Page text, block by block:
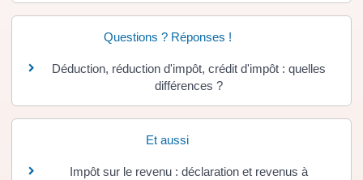
Questions ? Réponses !
Déduction, réduction d'impôt, crédit d'impôt : quelles
différences ?
Et aussi
Impôt sur le revenu : déclaration et revenus à